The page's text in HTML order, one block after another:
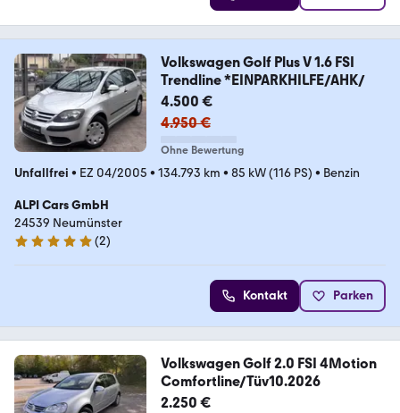
Volkswagen Golf Plus V 1.6 FSI
Trendline *EINPARKHILFE/AHK/
4.500 €
4.950 €
Ohne Bewertung
Unfallfrei • EZ 04/2005 • 134.793 km • 85 kW (116 PS) • Benzin
ALPI Cars GmbH
24539 Neumünster
5 Sterne
(2)
Kontakt Parken
Volkswagen Golf 2.0 FSI 4Motion
Comfortline/Tüv10.2026
2.250 €